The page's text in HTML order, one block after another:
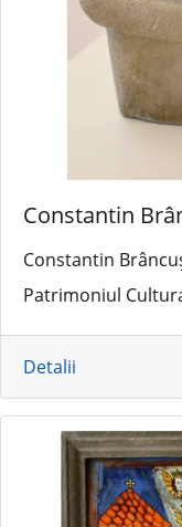
Constantin
Constantin
Patrimoniul
Detalii